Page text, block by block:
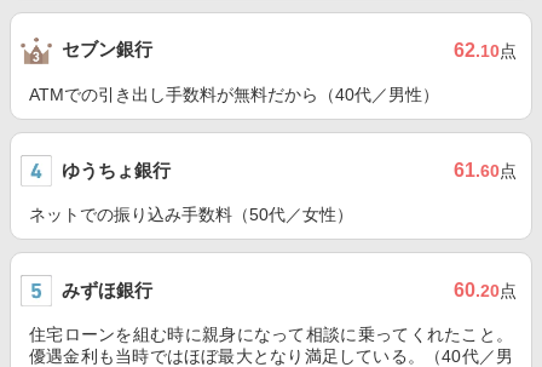
セブン銀行 62.10点
ATMでの引き出し手数料が無料だから（40代／男性）
ゆうちょ銀行 61.60点
ネットでの振り込み手数料（50代／女性）
みずほ銀行 60.20点
住宅ローンを組む時に親身になって相談に乗ってくれたこと。
優遇金利も当時ではほぼ最大となり満足している。（40代／男